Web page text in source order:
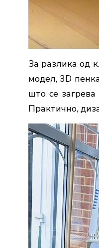
За разлика од
модел, 3D
што се
Практично,